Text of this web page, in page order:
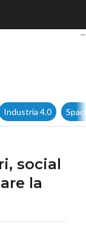
sensori,
Industria 4.0
social
la